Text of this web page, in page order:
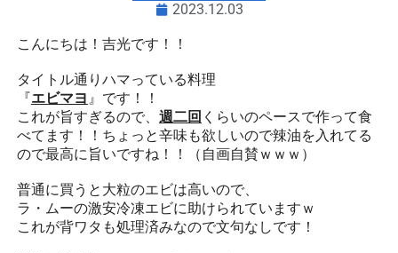
2023.12.03
こんにちは！吉光です！！
タイトル通りハマっている料理
『エビマヨ 』です！！
これが旨すぎるので、 週二回 くらいのペースで作って食
べてます！！ちょっと辛味も欲しいので辣油を入れてる
ので最高に旨いですね！！（自画自賛ｗｗｗ）
普通に買うと大粒のエビは高いので、
ラ・ムーの激安冷凍エビに助けられていますｗ
これが背ワタも処理済みなので文句なしです！